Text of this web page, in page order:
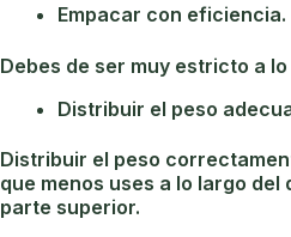
Empacar con eficiencia.
Debes de ser muy estricto a
Distribuir el peso
Distribuir el peso
que menos uses a lo largo
parte superior.